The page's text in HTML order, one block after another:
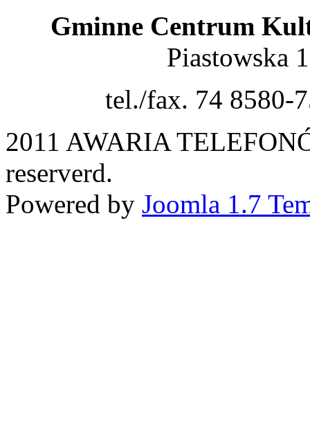
Gminne Centrum
Piastowska
tel./fax. 74 8580-
2011 AWARIA
reserverd.
Powered by Joomla 1.7